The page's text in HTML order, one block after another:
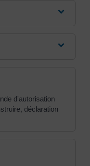
d'autorisation
déclaration